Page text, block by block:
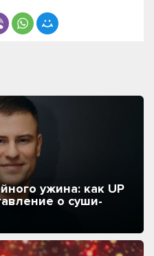
ужина: как UP
о суши-